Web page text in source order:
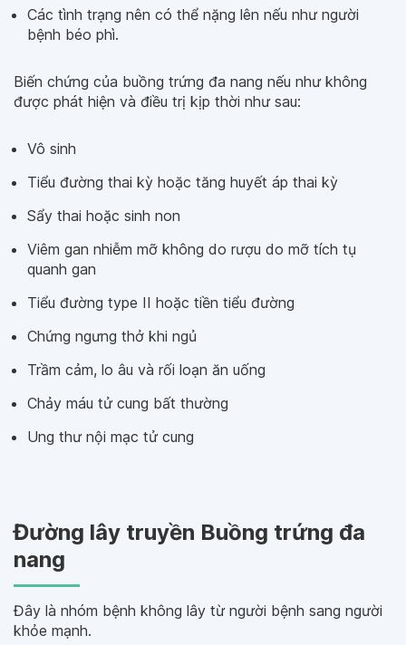
Các tình trạng nên có thể nặng lên nếu như người
bệnh béo phì.
Biến chứng của buồng trứng đa nang nếu như không
được phát hiện và điều trị kịp thời như sau:
Vô sinh
Tiểu đường thai kỳ hoặc tăng huyết áp thai kỳ
Sẩy thai hoặc sinh non
Viêm gan nhiễm mỡ không do rượu do mỡ tích tụ
quanh gan
Tiểu đường type II hoặc tiền tiểu đường
Chứng ngưng thở khi ngủ
Trầm cảm, lo âu và rối loạn ăn uống
Chảy máu tử cung bất thường
Ung thư nội mạc tử cung
Đường lây truyền Buồng trứng đa
nang
Đây là nhóm bệnh không lây từ người bệnh sang người
khỏe mạnh.